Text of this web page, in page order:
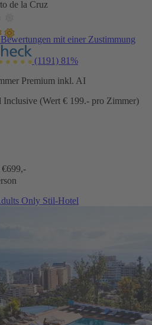
de la Cruz
mit einer Zustimmung
(1191) 81%
Premium inkl. AI
(Wert € 199.- pro Zimmer)
€699,-
Only Stil-Hotel